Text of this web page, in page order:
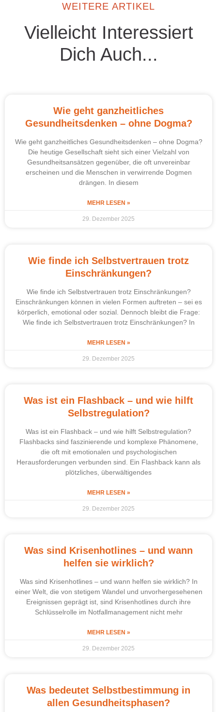
WEITERE ARTIKEL
Vielleicht Interessiert
Dich Auch...
Wie geht ganzheitliches
Gesundheitsdenken – ohne Dogma?
Wie geht ganzheitliches Gesundheitsdenken – ohne Dogma?
Die heutige Gesellschaft sieht sich einer Vielzahl von
Gesundheitsansätzen gegenüber, die oft unvereinbar
erscheinen und die Menschen in verwirrende Dogmen
drängen. In diesem
MEHR LESEN »
29. Dezember 2025
Wie finde ich Selbstvertrauen trotz
Einschränkungen?
Wie finde ich Selbstvertrauen trotz Einschränkungen?
Einschränkungen können in vielen Formen auftreten – sei es
körperlich, emotional oder sozial. Dennoch bleibt die Frage:
Wie finde ich Selbstvertrauen trotz Einschränkungen? In
MEHR LESEN »
29. Dezember 2025
Was ist ein Flashback – und wie hilft
Selbstregulation?
Was ist ein Flashback – und wie hilft Selbstregulation?
Flashbacks sind faszinierende und komplexe Phänomene,
die oft mit emotionalen und psychologischen
Herausforderungen verbunden sind. Ein Flashback kann als
plötzliches, überwältigendes
MEHR LESEN »
29. Dezember 2025
Was sind Krisenhotlines – und wann
helfen sie wirklich?
Was sind Krisenhotlines – und wann helfen sie wirklich? In
einer Welt, die von stetigem Wandel und unvorhergesehenen
Ereignissen geprägt ist, sind Krisenhotlines durch ihre
Schlüsselrolle im Notfallmanagement nicht mehr
MEHR LESEN »
29. Dezember 2025
Was bedeutet Selbstbestimmung in
allen Gesundheitsphasen?